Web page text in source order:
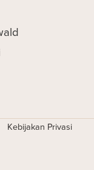
Kebijakan Privasi